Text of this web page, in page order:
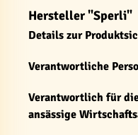
Hersteller "Sperli"
Details zur
Verantwortliche
Verantwortlich für
ansässige